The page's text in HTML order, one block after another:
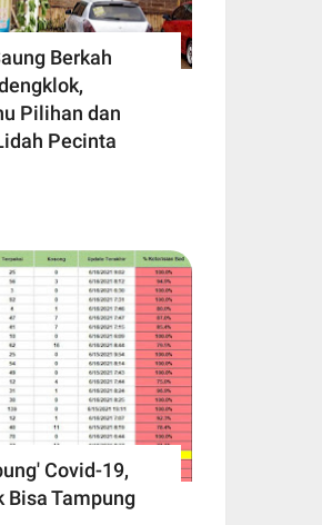
Berkah
Pilihan dan
Pecinta
Covid-19,
Bisa Tampung